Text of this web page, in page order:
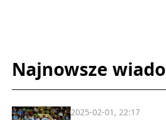
Najnowsze
2025-02-01, 22:17